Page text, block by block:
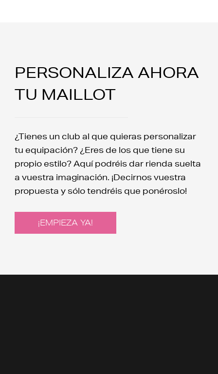
PERSONALIZA AHORA
TU MAILLOT
¿Tienes un club al que quieras personalizar
tu equipación? ¿Eres de los que tiene su
propio estilo? Aquí podréis dar rienda suelta
a vuestra imaginación. ¡Decirnos vuestra
propuesta y sólo tendréis que ponéroslo!
¡EMPIEZA YA!